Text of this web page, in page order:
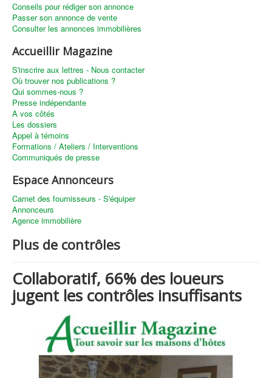
Conseils pour rédiger son annonce
Passer son annonce de vente
Consulter les annonces immobilières
Accueillir Magazine
S'inscrire aux lettres - Nous contacter
Où trouver nos publications ?
Qui sommes-nous ?
Presse indépendante
A vos côtés
Les dossiers
Appel à témoins
Formations / Ateliers / Interventions
Communiqués de presse
Espace Annonceurs
Carnet des fournisseurs - S'équiper
Annonceurs
Agence immobilière
Plus de contrôles
Collaboratif, 66% des loueurs
jugent les contrôles insuffisants